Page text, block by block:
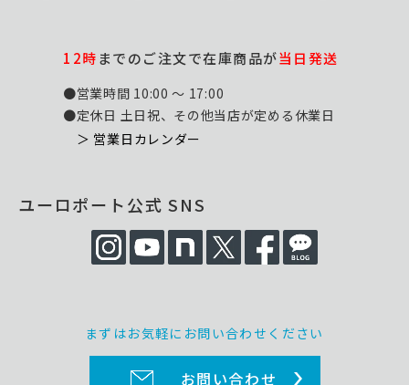
12時までのご注文で在庫商品が当日発送
●営業時間 10:00 ～ 17:00
●定休日 土日祝、その他当店が定める休業日
＞ 営業日カレンダー
ユーロポート公式 SNS
まずはお気軽にお問い合わせください
お問い合わせ